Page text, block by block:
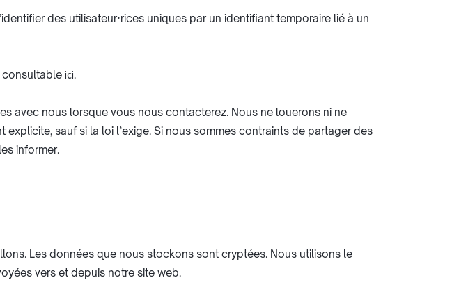
des utilisateur·rices uniques par un identifiant temporaire lié à un
consultable ici.
avec nous lorsque vous nous contacterez. Nous ne louerons ni ne
sauf si la loi l’exige. Si nous sommes contraints de partager des
informer.
Les données que nous stockons sont cryptées. Nous utilisons le
vers et depuis notre site web.